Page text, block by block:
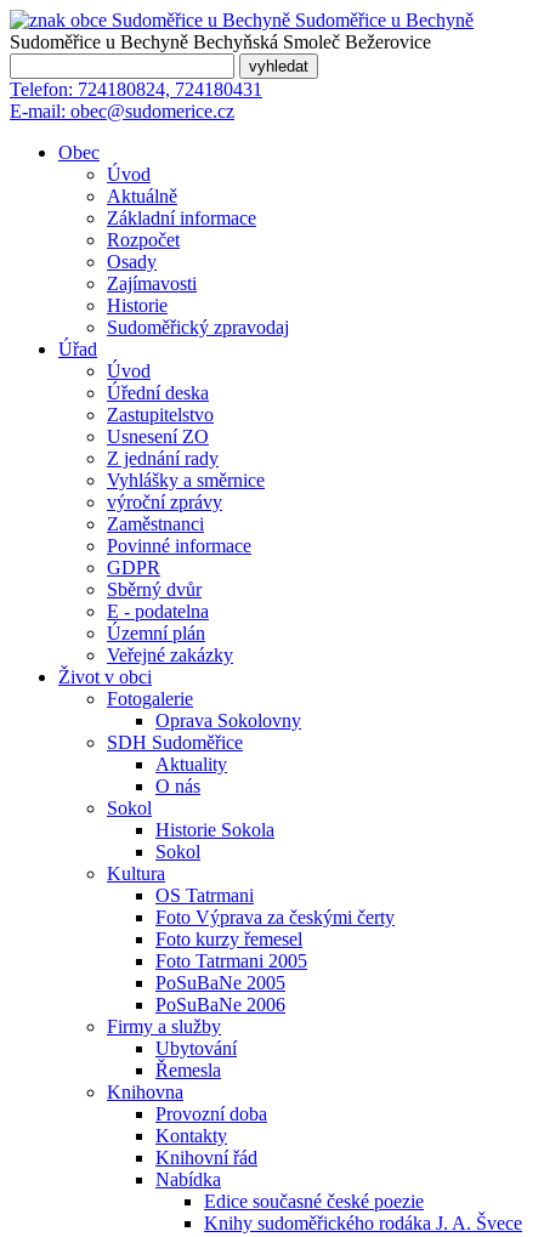
Sudoměřice u Bechyně
Sudoměřice u Bechyně Bechyňská Smoleč Bežerovice
Telefon: 724180824, 724180431
E-mail: obec@sudomerice.cz
Obec
Úvod
Aktuálně
Základní informace
Rozpočet
Osady
Zajímavosti
Historie
Sudoměřický zpravodaj
Úřad
Úvod
Úřední deska
Zastupitelstvo
Usnesení ZO
Z jednání rady
Vyhlášky a směrnice
výroční zprávy
Zaměstnanci
Povinné informace
GDPR
Sběrný dvůr
E - podatelna
Územní plán
Veřejné zakázky
Život v obci
Fotogalerie
Oprava Sokolovny
SDH Sudoměřice
Aktuality
O nás
Sokol
Historie Sokola
Sokol
Kultura
OS Tatrmani
Foto Výprava za českými čerty
Foto kurzy řemesel
Foto Tatrmani 2005
PoSuBaNe 2005
PoSuBaNe 2006
Firmy a služby
Ubytování
Řemesla
Knihovna
Provozní doba
Kontakty
Knihovní řád
Nabídka
Edice současné české poezie
Knihy sudoměřického rodáka J. A. Švece